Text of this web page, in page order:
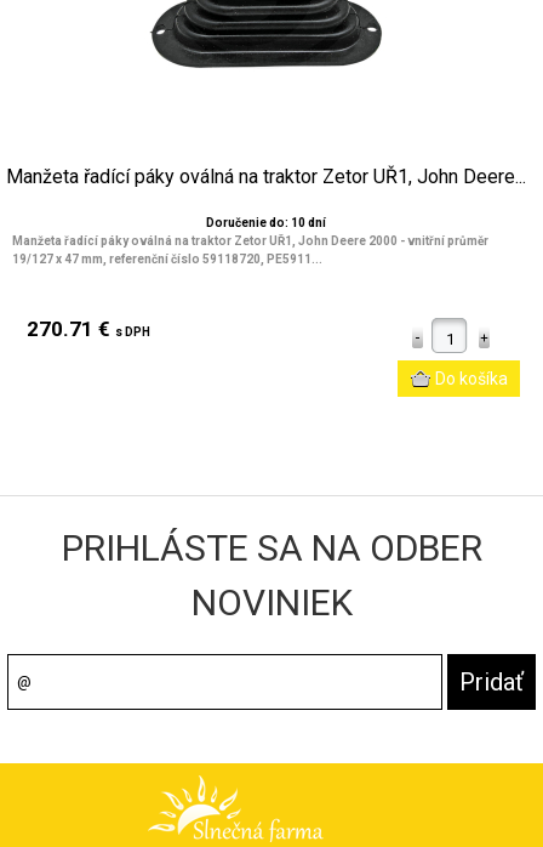
Manžeta řadící páky oválná na traktor Zetor UŘ1, John Deere...
Doručenie do: 10 dní
Manžeta řadící páky oválná na traktor Zetor UŘ1, John Deere 2000 - vnitřní průměr
19/127 x 47 mm, referenční číslo 59118720, PE5911...
270.71 € s DPH
PRIHLÁSTE SA NA ODBER
NOVINIEK